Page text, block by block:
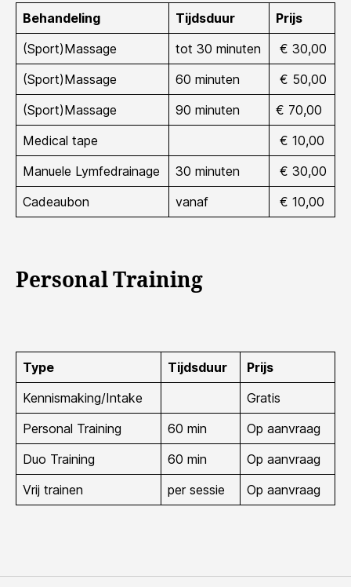
Behandeling Tijdsduur
Prijs
(Sport)Massage
tot 30 minuten
€ 30,00
(Sport)Massage
60 minuten
€ 50,00
(Sport)Massage
90 minuten
€ 70,00
Medical tape
€ 10,00
Manuele Lymfedrainage
30 minuten
€ 30,00
Cadeaubon
vanaf € 10,00
Personal Training
Type Tijdsduur
Prijs
Kennismaking/Intake
Gratis
Personal Training
60 min
Op aanvraag
Duo Training
60 min
Op aanvraag
Vrij trainen
per sessie Op aanvraag